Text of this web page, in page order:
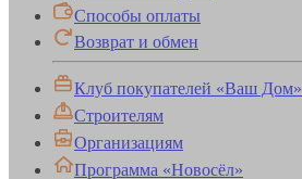
Способы оплаты
Возврат и обмен
Клуб покупателей «Ваш Дом»
Строителям
Организациям
Программа «Новосёл»